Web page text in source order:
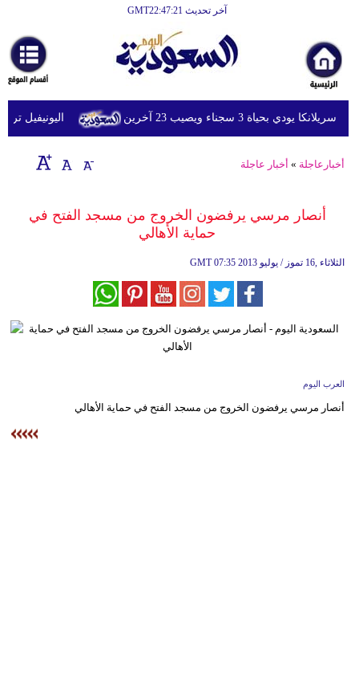
آخر تحديث GMT22:47:21
أخبارعاجلة
رياضة
ثقافة
إقتصاد
وموسيقى
أخبار
اليونيفيل ترصد إطلاق 113 مقذوفا إسرائيليا على بحياة 3 سجناء ويصيب 23 آخرين
أخبارعاجلة » أخبار عاجلة
أنصار مرسي يرفضون الخروج من مسجد الفتح في
حماية الأهالي
GMT 07:35 2013 الثلاثاء ,16 تموز / يوليو
العرب اليوم
أنصار مرسي يرفضون الخروج من مسجد الفتح في حماية الأهالي